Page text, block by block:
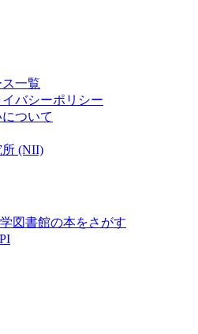
一覧
バシーポリシー
ついて
所 (NII)
図書館の本をさがす